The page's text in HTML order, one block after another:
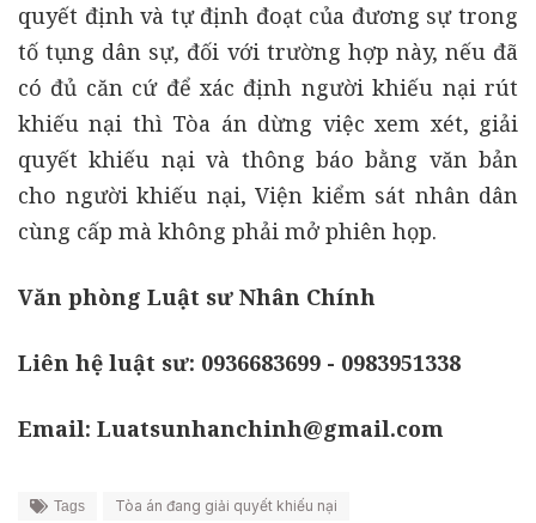
quyết định và tự định đoạt của đương sự trong
tố tụng dân sự, đối với trường hợp này, nếu đã
có đủ căn cứ để xác định người khiếu nại rút
khiếu nại thì Tòa án dừng việc xem xét, giải
quyết khiếu nại và thông báo bằng văn bản
cho người khiếu nại, Viện kiểm sát nhân dân
cùng cấp mà không phải mở phiên họp.
Văn phòng Luật sư Nhân Chính
Liên hệ luật sư: 0936683699 - 0983951338
Email: Luatsunhanchinh@gmail.com
Tags
Tòa án đang giải quyết khiếu nại